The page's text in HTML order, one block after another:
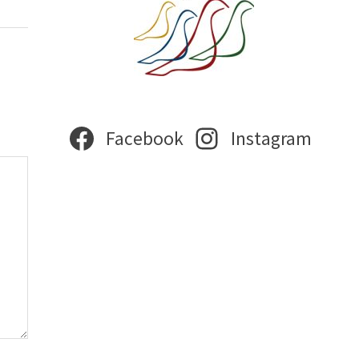
Facebook Instagram